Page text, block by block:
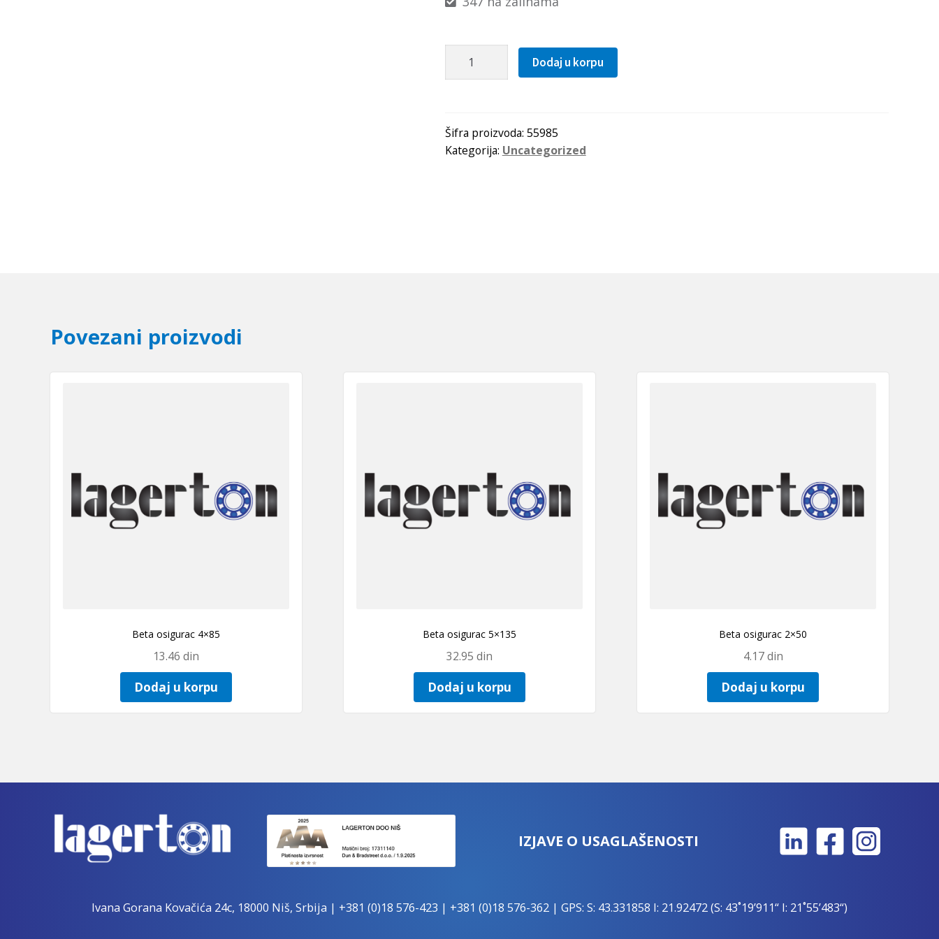
Beta
količina
Dodaj u korpu
Šifra proizvoda: 55985
Kategorija: Uncategorized
Povezani proizvodi
Beta osigurac 4×85
13.46 din
Dodaj u korpu
Beta osigurac 5×135
32.95 din
Dodaj u korpu
Beta osigurac 2×50
4.17din
Dodaj u korpu
IZJAVE O USAGLAŠENOSTI
Ivana Gorana Kovačića 24c, 18000 Niš, Srbija | +381 (0)18 576-423 | +381 (0)18 576-362 | GPS: S: 43.331858 I: 21.92472 (S: 43˚19’911“ I: 21˚55’483“)